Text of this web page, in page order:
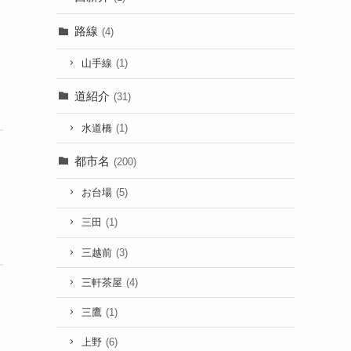
路線 (4)
山手線 (1)
道紹介 (31)
水道橋 (1)
都市名 (200)
お台場 (5)
三田 (1)
三越前 (3)
三軒茶屋 (4)
三鷹 (1)
上野 (6)